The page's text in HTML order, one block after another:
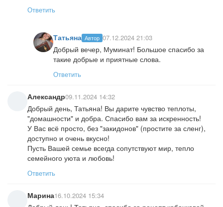
Ответить
Татьяна Автор 07.12.2024 21:03
Добрый вечер, Муминат! Большое спасибо за
такие добрые и приятные слова.
Ответить
Александр09.11.2024 14:32
Добрый день, Татьяна! Вы дарите чувство теплоты,
"домашности" и добра. Спасибо вам за искренность!
У Вас всё просто, без "закидонов" (простите за сленг),
доступно и очень вкусно!
Пусть Вашей семье всегда сопутствуют мир, тепло
семейного уюта и любовь!
Ответить
Марина16.10.2024 15:34